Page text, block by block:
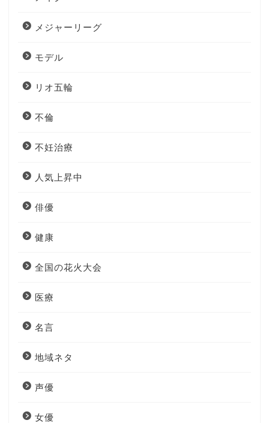
メジャーリーグ
モデル
リオ五輪
不倫
不妊治療
人気上昇中
俳優
健康
全国の花火大会
医療
名言
地域ネタ
声優
女優